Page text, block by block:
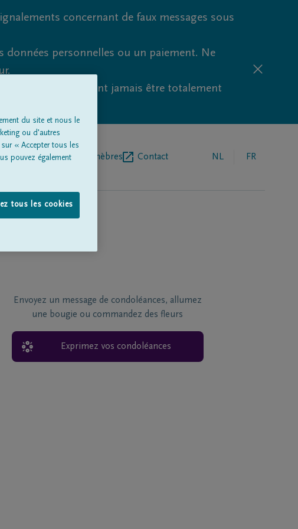
concernant de faux messages sous
données personnelles ou un paiement. Ne
fraude ne peuvent jamais être totalement
de pompes funèbres Contact NL FR
Envoyez un message de condoléances, allumez
une bougie ou commandez des fleurs
Exprimez vos condoléances
du site et nous le
ou d'autres
« Accepter tous les
pouvez également
tous les cookies